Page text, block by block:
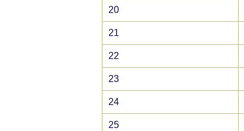
20
21
22
23
24
25